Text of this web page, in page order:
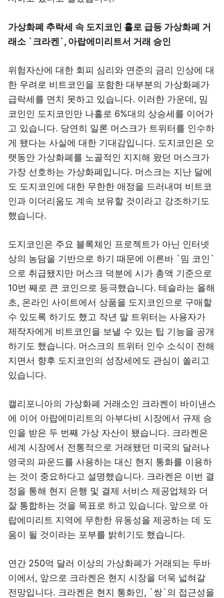
가상화폐 추락세 속 도지코인 홀로 급등 가상화폐 거
래소 `크라켄`, 아랍에미리트서 거래 승인
위험자산에 대한 회피 심리와 연준의 금리 인상에 대
한 우려로 비트코인을 포함한 대부분의 가상화폐가
급락세를 면치 못하고 있습니다. 이러한 가운데, 밈
코인인 도지코인만 나홀로 6%대의 상승세를 이어가
고 있습니다. 당연히 일론 머스크가 트위터를 인수하
게 됐다는 사실에 대한 기대감입니다. 도지코인은 오
랫동안 가상화폐를 노골적인 지지해 왔던 머스크가
가장 선호하는 가상화폐입니다. 머스크는 지난 달에
도 도지코인에 대한 무한한 애정을 드러내며 비트코
인과 이더리움도 계속 보유할 것이라고 강조하기도
했습니다.
도지코인은 주요 블록체인 프로젝트가 아닌 인터넷
상의 농담을 기반으로 하기 때문에 이른바 `밈 코인`
으로 취급됐지만 머스크 덕분에 시가 총액 기준으로
10번 째로 큰 코인으로 등극했습니다. 테슬라는 올해
초, 온라인 사이트에서 상품을 도지코인으로 구매할
수 있도록 하기도 했고 작년 말 트위터는 사용자가
제작자에게 비트코인을 보낼 수 있는 팁 기능을 공개
하기도 했습니다. 머스크의 트위터 인수 소식이 전해
지면서 향후 도지코인의 성장세에도 관심이 쏠리고
있습니다.
캘리포니아의 가상화폐 거래소인 크라켄이 바이낸스
에 이어 아랍에미리트의 아부다비 시장에서 규제 승
인을 받은 두 번째 가상 자산이 됐습니다. 크라켄은
세계 시장에서 전통적으로 거래됐던 미국의 달러나
영국의 파운드를 사용하는 대신 현지 통화를 이용하
는 것이 중요하다고 설명했습니다. 크라켄은 이번 결
정을 통해 현지 은행 및 결제 서비스 제공업체와 더
잘 통합하는 것을 목표로 하고 있습니다. 앞으로 아
랍에미리트 지역에 무한한 유동성을 제공하는 데 도
움이 될 것이라는 포부를 밝히기도 했습니다.
연간 250억 달러 이상의 가상화폐가 거래되는 두바
이에서, 앞으로 크라켄은 현지 시장을 더욱 넓혀갈
전망입니다. 크라켄은 현지 통화인, `쌍`의 접근성을